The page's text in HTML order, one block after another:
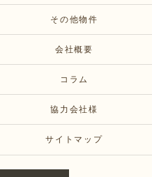
その他物件
会社概要
コラム
協力会社様
サイトマップ